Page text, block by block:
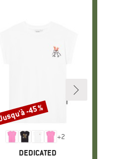
+2
MARQUE
DEDICATED
-45 %